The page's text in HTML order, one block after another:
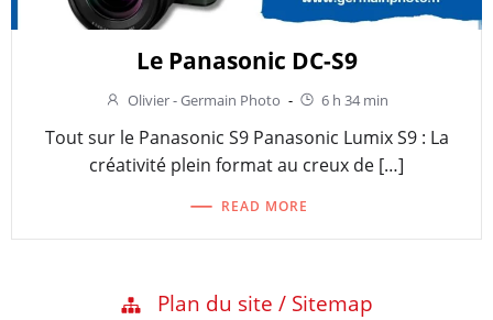
Le Panasonic DC-S9
Olivier - Germain Photo - 6 h 34 min
Tout sur le Panasonic S9 Panasonic Lumix S9 : La
créativité plein format au creux de […]
READ MORE
Plan du site / Sitemap